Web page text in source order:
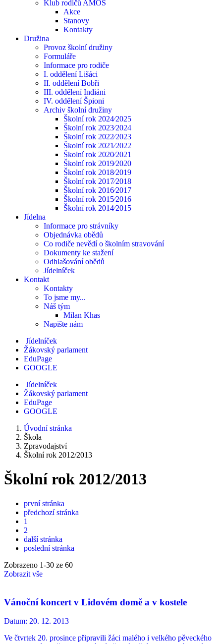
Klub rodičů AMOS
Akce
Stanovy
Kontakty
Družina
Provoz školní družiny
Formuláře
Informace pro rodiče
I. oddělení Lišáci
II. oddělení Bobři
III. oddělení Indiáni
IV. oddělení Špioni
Archiv školní družiny
Školní rok 2024⁄2025
Školní rok 2023⁄2024
Školní rok 2022⁄2023
Školní rok 2021⁄2022
Školní rok 2020⁄2021
Školní rok 2019⁄2020
Školní rok 2018⁄2019
Školní rok 2017⁄2018
Školní rok 2016⁄2017
Školní rok 2015⁄2016
Školní rok 2014⁄2015
Jídelna
Informace pro strávníky
Objednávka obědů
Co rodiče nevědí o školním stravování
Dokumenty ke stažení
Odhlašování obědů
Jídelníček
Kontakt
Kontakty
To jsme my...
Náš tým
Milan Khas
Napište nám
Jídelníček
Žákovský parlament
EduPage
GOOGLE
Jídelníček
Žákovský parlament
EduPage
GOOGLE
Úvodní stránka
Škola
Zpravodajství
Školní rok 2012/2013
Školní rok 2012/2013
první stránka
předchozí stránka
1
2
další stránka
poslední stránka
Zobrazeno 1-30 ze 60
Zobrazit vše
Vánoční koncert v Lidovém domě a v kostele
Datum: 20. 12. 2013
Ve čtvrtek 20. prosince připravili žáci malého i velkého pěveckého